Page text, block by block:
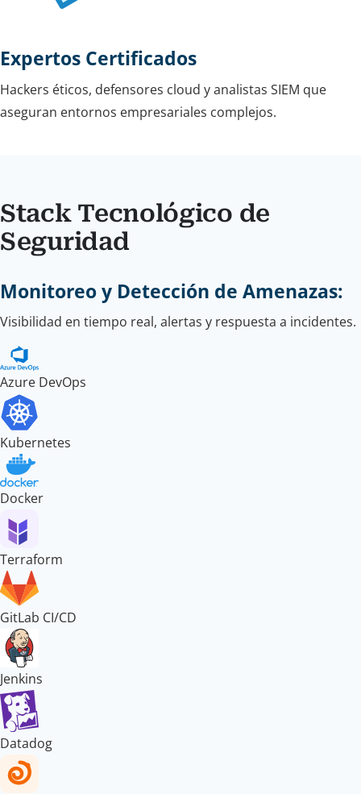
Expertos Certificados
Hackers éticos, defensores cloud y analistas SIEM que
aseguran entornos empresariales complejos.
Stack Tecnológico de
Seguridad
Monitoreo y Detección de Amenazas:
Visibilidad en tiempo real, alertas y respuesta a incidentes.
Azure DevOps
Kubernetes
Docker
Terraform
GitLab CI/CD
Jenkins
Datadog